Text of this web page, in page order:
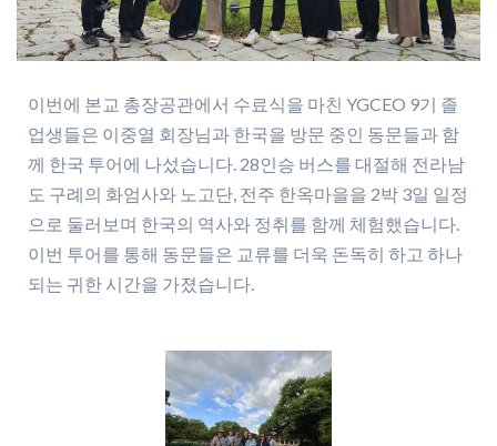
이번에 본교 총장공관에서 수료식을 마친 YGCEO 9기 졸
업생들은 이중열 회장님과 한국을 방문 중인 동문들과 함
께 한국 투어에 나섰습니다. 28인승 버스를 대절해 전라남
도 구례의 화엄사와 노고단, 전주 한옥마을을 2박 3일 일정
으로 둘러보며 한국의 역사와 정취를 함께 체험했습니다.
이번 투어를 통해 동문들은 교류를 더욱 돈독히 하고 하나
되는 귀한 시간을 가졌습니다.